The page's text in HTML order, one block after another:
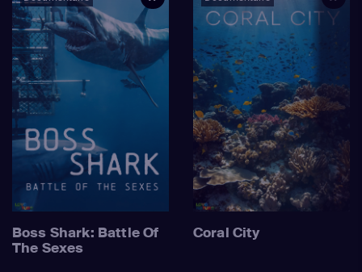
Boss Shark: Battle Of
The Sexes
Coral City